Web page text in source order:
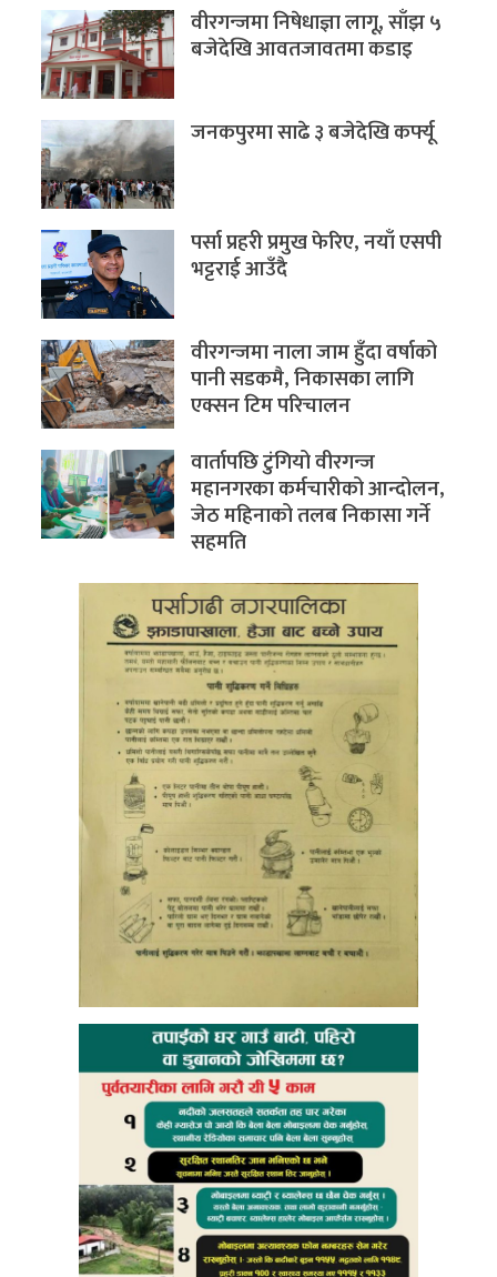
वीरगन्जमा निषेधाज्ञा लागू, साँझ ५
बजेदेखि आवतजावतमा कडाइ
जनकपुरमा साढे ३ बजेदेखि कर्फ्यू
पर्सा प्रहरी प्रमुख फेरिए, नयाँ एसपी
भट्टराई आउँदै
वीरगन्जमा नाला जाम हुँदा वर्षाको
पानी सडकमै, निकासका लागि
एक्सन टिम परिचालन
वार्तापछि टुंगियो वीरगन्ज
महानगरका कर्मचारीको आन्दोलन,
जेठ महिनाको तलब निकासा गर्ने
सहमति